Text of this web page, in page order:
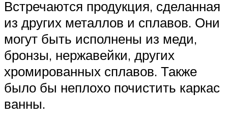
Встречаются продукция, сделанная
из других металлов и сплавов. Они
могут быть исполнены из меди,
бронзы, нержавейки, других
хромированных сплавов. Также
было бы неплохо почистить каркас
ванны.